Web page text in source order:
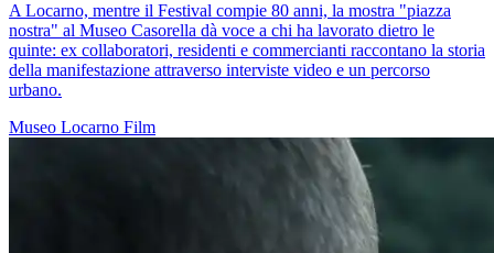
A Locarno, mentre il Festival compie 80 anni, la mostra "piazza
nostra" al Museo Casorella dà voce a chi ha lavorato dietro le
quinte: ex collaboratori, residenti e commercianti raccontano la storia
della manifestazione attraverso interviste video e un percorso
urbano.
Museo Locarno Film